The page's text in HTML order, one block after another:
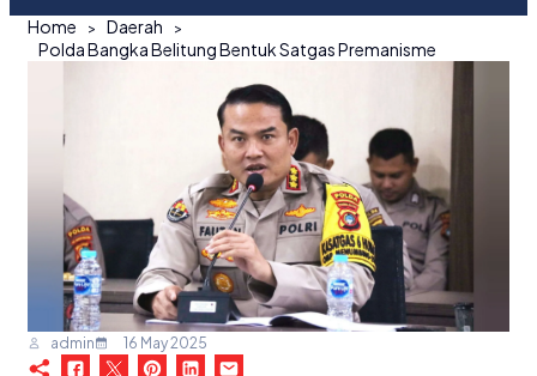
Home
Daerah
Polda Bangka Belitung Bentuk Satgas Premanisme
admin 16 May 2025